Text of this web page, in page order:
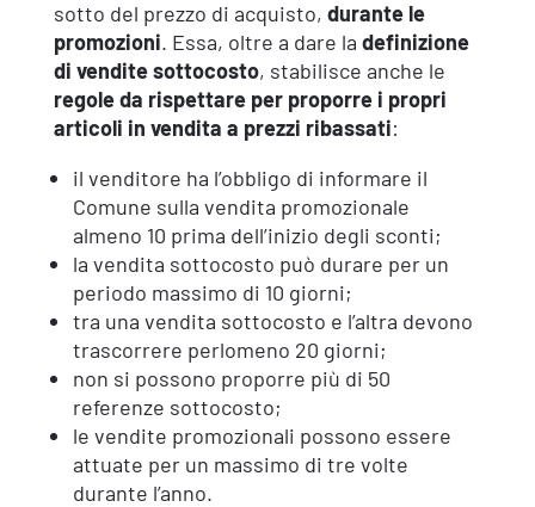
sotto del prezzo di acquisto, durante le
promozioni. Essa, oltre a dare la definizione
di vendite sottocosto, stabilisce anche le
regole da rispettare per proporre i propri
articoli in vendita a prezzi ribassati:
il venditore ha l’obbligo di informare il
Comune sulla vendita promozionale
almeno 10 prima dell’inizio degli sconti;
la vendita sottocosto può durare per un
periodo massimo di 10 giorni;
tra una vendita sottocosto e l’altra devono
trascorrere perlomeno 20 giorni;
non si possono proporre più di 50
referenze sottocosto;
le vendite promozionali possono essere
attuate per un massimo di tre volte
durante l’anno.